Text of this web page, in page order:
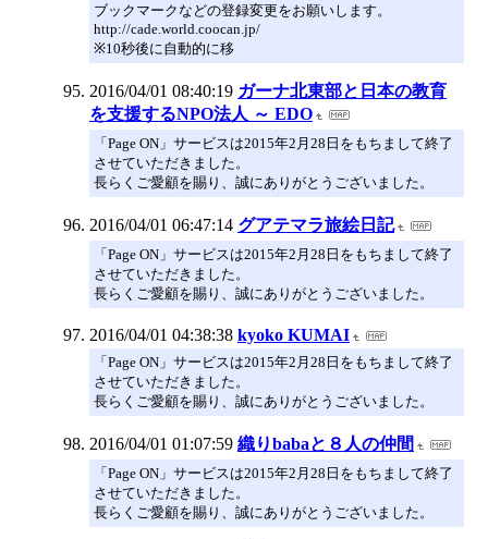
ブックマークなどの登録変更をお願いします。
http://cade.world.coocan.jp/
※10秒後に自動的に移
2016/04/01 08:40:19 ガーナ北東部と日本の教育
を支援するNPO法人 ～ EDO
「Page ON」サービスは2015年2月28日をもちまして終了
させていただきました。
長らくご愛顧を賜り、誠にありがとうございました。
2016/04/01 06:47:14 グアテマラ旅絵日記
「Page ON」サービスは2015年2月28日をもちまして終了
させていただきました。
長らくご愛顧を賜り、誠にありがとうございました。
2016/04/01 04:38:38 kyoko KUMAI
「Page ON」サービスは2015年2月28日をもちまして終了
させていただきました。
長らくご愛顧を賜り、誠にありがとうございました。
2016/04/01 01:07:59 織りbabaと８人の仲間
「Page ON」サービスは2015年2月28日をもちまして終了
させていただきました。
長らくご愛顧を賜り、誠にありがとうございました。